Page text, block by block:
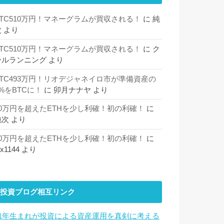
万円！マネーグラムが買収される！ に 純
より
万円！マネーグラムが買収される！ に ク
ルランニング より
万円！リオデジャネイロ市が準備資産の
をBTCに！
に 卯月ナナヤ より
万円を超えたETHを少し利確！初の利確！
に
より
万円を超えたETHを少し利確！初の利確！
に
より
投資ブログ相互リンク
年生まれが投資による資産運用を真剣に考える